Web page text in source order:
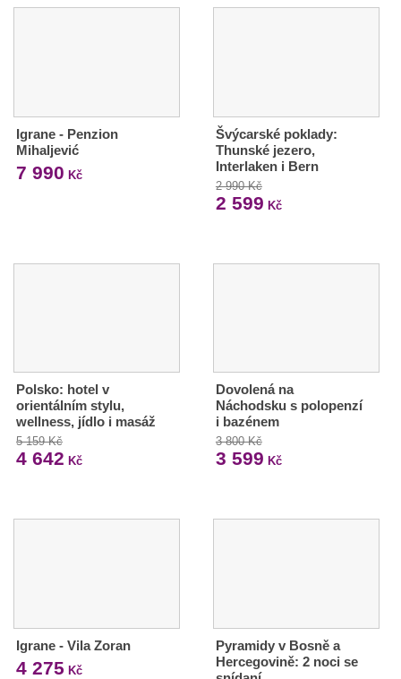
Igrane - Penzion
Mihaljević
7 990 Kč
Švýcarské poklady:
Thunské jezero,
Interlaken i Bern
2 990 Kč
2 599 Kč
Polsko: hotel v
orientálním stylu,
wellness, jídlo i masáž
5 159 Kč
4 642 Kč
Dovolená na
Náchodsku s polopenzí
i bazénem
3 800 Kč
3 599 Kč
Igrane - Vila Zoran
4 275 Kč
Pyramidy v Bosně a
Hercegovině: 2 noci se